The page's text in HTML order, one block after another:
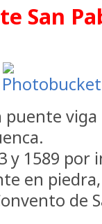
San
puente
y 1589 por
en
de